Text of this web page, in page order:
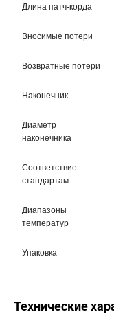
Длина патч-корда
Вносимые потери
Возвратные потери
Наконечник
Диаметр
наконечника
Соответствие
стандартам
Диапазоны
температур
Упаковка
Технические